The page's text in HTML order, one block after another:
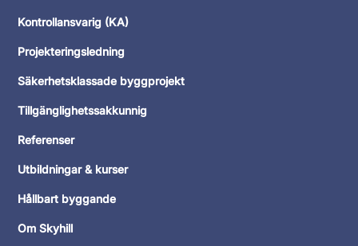
Kontrollansvarig (KA)
Projekteringsledning
Säkerhetsklassade byggprojekt
Tillgänglighetssakkunnig
Referenser
Utbildningar & kurser
Hållbart byggande
Om Skyhill